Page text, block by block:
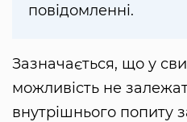
повідомленні.
Зазначається, що у
можливість не
внутрішнього попиту